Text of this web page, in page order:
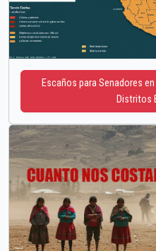
Escaños para Senadores
Distritos